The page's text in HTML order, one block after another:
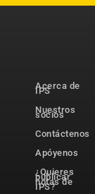
Acerca de
IPS
Nuestros
socios
Contáctenos
Apóyenos
¿Quieres
publicar
notas de
IPS?